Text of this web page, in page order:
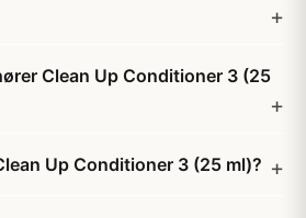
Clean Up Conditioner 3 (25
Up Conditioner 3 (25 ml)?